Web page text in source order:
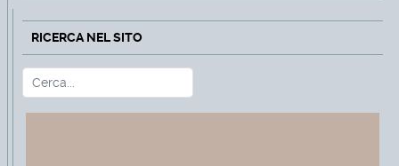
RICERCA NEL SITO
Cerca Type 2 or more characters for